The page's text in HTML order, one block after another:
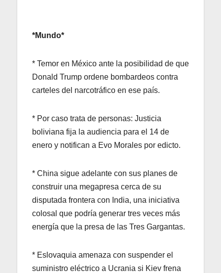
*Mundo*
* Temor en México ante la posibilidad de que
Donald Trump ordene bombardeos contra
carteles del narcotráfico en ese país.
* Por caso trata de personas: Justicia
boliviana fija la audiencia para el 14 de
enero y notifican a Evo Morales por edicto.
* China sigue adelante con sus planes de
construir una megapresa cerca de su
disputada frontera con India, una iniciativa
colosal que podría generar tres veces más
energía que la presa de las Tres Gargantas.
* Eslovaquia amenaza con suspender el
suministro eléctrico a Ucrania si Kiev frena